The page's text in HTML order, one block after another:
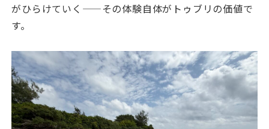
がひらけていく——その体験自体がトゥブリの価値で
す。